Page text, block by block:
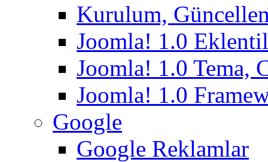
Kurulum,
Joomla! 1.0
Joomla! 1.0 Tema,
Joomla! 1.0
Google
Google Reklamlar